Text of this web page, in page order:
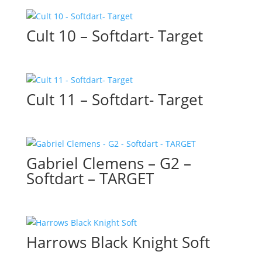
Cult 10 – Softdart- Target
Cult 11 – Softdart- Target
Gabriel Clemens – G2 –
Softdart – TARGET
Harrows Black Knight Soft